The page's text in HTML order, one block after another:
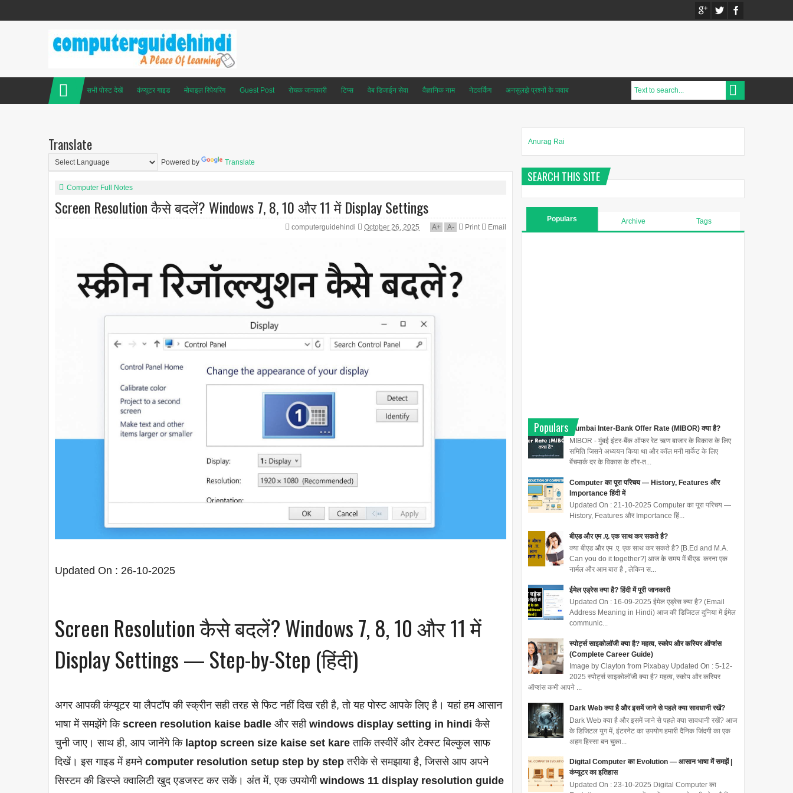
सभी पोस्ट देखें कंप्यूटर गाइड मोबाइल रिपेयरिंग Guest Post रोचक जानकारी टिप्स वेब डिजाईन सेवा वैज्ञानिक नाम नेटवर्किंग अनसुलझे प्रश्नों के जवाब
Translate
Powered by Translate
Computer Full Notes
Screen Resolution कैसे बदलें? Windows 7, 8, 10 और 11 में Display Settings
computerguidehindi October 26, 2025 A+ A- Print Email
Updated On : 26-10-2025
Screen Resolution कैसे बदलें? Windows 7, 8, 10 और 11 में
Display Settings — Step-by-Step (हिंदी)
अगर आपकी कंप्यूटर या लैपटॉप की स्क्रीन सही तरह से फिट नहीं दिख रही है, तो यह पोस्ट आपके लिए है। यहां हम आसान
भाषा में समझेंगे कि screen resolution kaise badle और सही windows display setting in hindi कैसे
चुनी जाए। साथ ही, आप जानेंगे कि laptop screen size kaise set kare ताकि तस्वीरें और टेक्स्ट बिल्कुल साफ
दिखें। इस गाइड में हमने computer resolution setup step by step तरीके से समझाया है, जिससे आप अपने
सिस्टम की डिस्प्ले क्वालिटी खुद एडजस्ट कर सकें। अंत में, एक उपयोगी windows 11 display resolution guide
Anurag Rai
SEARCH THIS SITE
Populars Archive Tags
Populars
Mumbai Inter-Bank Offer Rate (MIBOR) क्या है?
MIBOR - मुंबई इंटर-बैंक ऑफर रेट ऋण बाजार के विकास के लिए
समिति जिसने अध्ययन किया था और कॉल मनी मार्केट के लिए
बेंचमार्क दर के विकास के तौर-त...
Computer का पूरा परिचय — History, Features और
Importance हिंदी में
Updated On : 21-10-2025 Computer का पूरा परिचय —
History, Features और Importance हिं...
बीएड और एम .ए. एक साथ कर सकते है?
क्या बीएड और एम .ए. एक साथ कर सकते है? [B.Ed and M.A.
Can you do it together?] आज के समय में बीएड करना एक
नार्मल और आम बात है , लेकिन स...
ईमेल एड्रेस क्या है? हिंदी में पूरी जानकारी
Updated On : 16-09-2025 ईमेल एड्रेस क्या है? (Email
Address Meaning in Hindi) आज की डिजिटल दुनिया में ईमेल
communic...
स्पोर्ट्स साइकोलॉजी क्या है? महत्व, स्कोप और करियर ऑप्शंस
(Complete Career Guide)
Image by Clayton from Pixabay Updated On : 5-12-
2025 स्पोर्ट्स साइकोलॉजी क्या है? महत्व, स्कोप और करियर
ऑप्शंस कभी आपने ...
Dark Web क्या है और इसमें जाने से पहले क्या सावधानी रखें?
Dark Web क्या है और इसमें जाने से पहले क्या सावधानी रखें? आज
के डिजिटल युग में, इंटरनेट का उपयोग हमारी दैनिक जिंदगी का एक
अहम हिस्सा बन चुका...
Digital Computer का Evolution — आसान भाषा में समझें |
कंप्यूटर का इतिहास
Updated On : 23-10-2025 Digital Computer का